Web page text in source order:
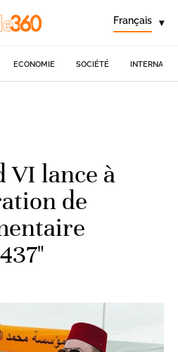
Français ▾
ECONOMIE SOCIÉTÉ
VI lance à
de